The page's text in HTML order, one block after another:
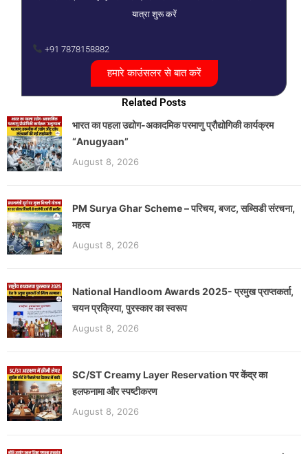
यात्रा शुरू करें
+91 7878158882
हमारे काउंसलर से बात करें
Related Posts
भारत का पहला उद्योग-अकादमिक परमाणु प्रौद्योगिकी कार्यक्रम
“Anugyaan”
August 8, 2026
PM Surya Ghar Scheme – परिचय, बजट, सब्सिडी संरचना,
महत्व
August 8, 2026
National Handloom Awards 2025- प्रमुख प्राप्तकर्ता,
चयन प्रक्रिया, पुरस्कार का स्वरूप
August 8, 2026
SC/ST Creamy Layer Reservation पर केंद्र का
हलफनामा और स्पष्टीकरण
August 8, 2026